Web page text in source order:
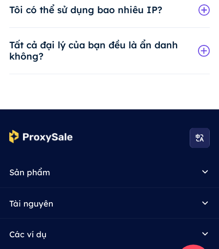
Tôi có thể sử dụng bao nhiêu IP?
Tất cả đại lý của bạn đều là ẩn danh
không?
Sản phẩm
Tài nguyên
Các ví dụ